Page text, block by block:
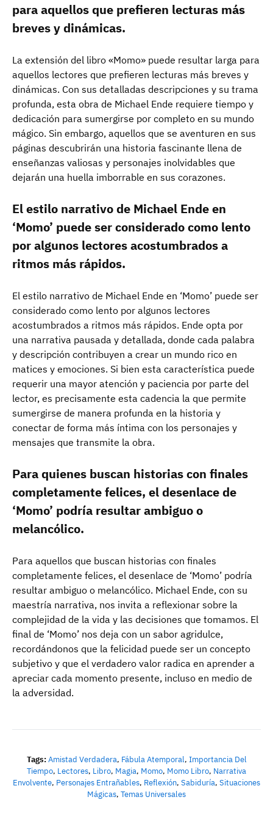
para aquellos que prefieren lecturas más
breves y dinámicas.
La extensión del libro «Momo» puede resultar larga para
aquellos lectores que prefieren lecturas más breves y
dinámicas. Con sus detalladas descripciones y su trama
profunda, esta obra de Michael Ende requiere tiempo y
dedicación para sumergirse por completo en su mundo
mágico. Sin embargo, aquellos que se aventuren en sus
páginas descubrirán una historia fascinante llena de
enseñanzas valiosas y personajes inolvidables que
dejarán una huella imborrable en sus corazones.
El estilo narrativo de Michael Ende en
‘Momo’ puede ser considerado como lento
por algunos lectores acostumbrados a
ritmos más rápidos.
El estilo narrativo de Michael Ende en ‘Momo’ puede ser
considerado como lento por algunos lectores
acostumbrados a ritmos más rápidos. Ende opta por
una narrativa pausada y detallada, donde cada palabra
y descripción contribuyen a crear un mundo rico en
matices y emociones. Si bien esta característica puede
requerir una mayor atención y paciencia por parte del
lector, es precisamente esta cadencia la que permite
sumergirse de manera profunda en la historia y
conectar de forma más íntima con los personajes y
mensajes que transmite la obra.
Para quienes buscan historias con finales
completamente felices, el desenlace de
‘Momo’ podría resultar ambiguo o
melancólico.
Para aquellos que buscan historias con finales
completamente felices, el desenlace de ‘Momo’ podría
resultar ambiguo o melancólico. Michael Ende, con su
maestría narrativa, nos invita a reflexionar sobre la
complejidad de la vida y las decisiones que tomamos. El
final de ‘Momo’ nos deja con un sabor agridulce,
recordándonos que la felicidad puede ser un concepto
subjetivo y que el verdadero valor radica en aprender a
apreciar cada momento presente, incluso en medio de
la adversidad.
Tags: Amistad Verdadera, Fábula Atemporal, Importancia Del
Tiempo, Lectores, Libro, Magia, Momo, Momo Libro, Narrativa
Envolvente, Personajes Entrañables, Reflexión, Sabiduría, Situaciones
Mágicas, Temas Universales